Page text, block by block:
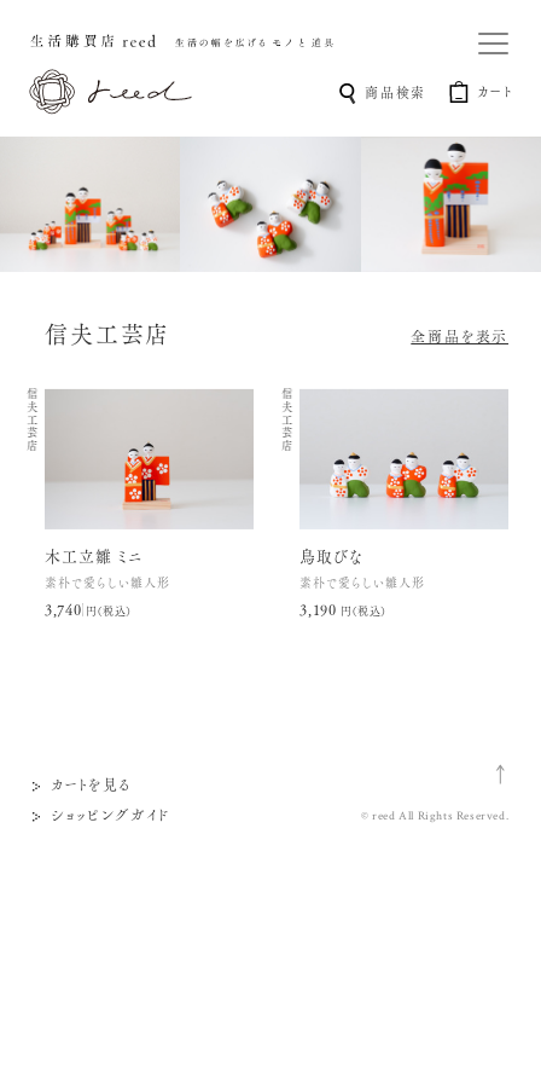
商品検索 カート
信夫工芸店 全商品を表示
信夫工芸店
木工立雛 ミニ
素朴で愛らしい雛人形
3,740円(税込)
信夫工芸店
鳥取びな
素朴で愛らしい雛人形
3,190円(税込)
カートを見る
ショッピングガイド
© reed All Rights Reserved.